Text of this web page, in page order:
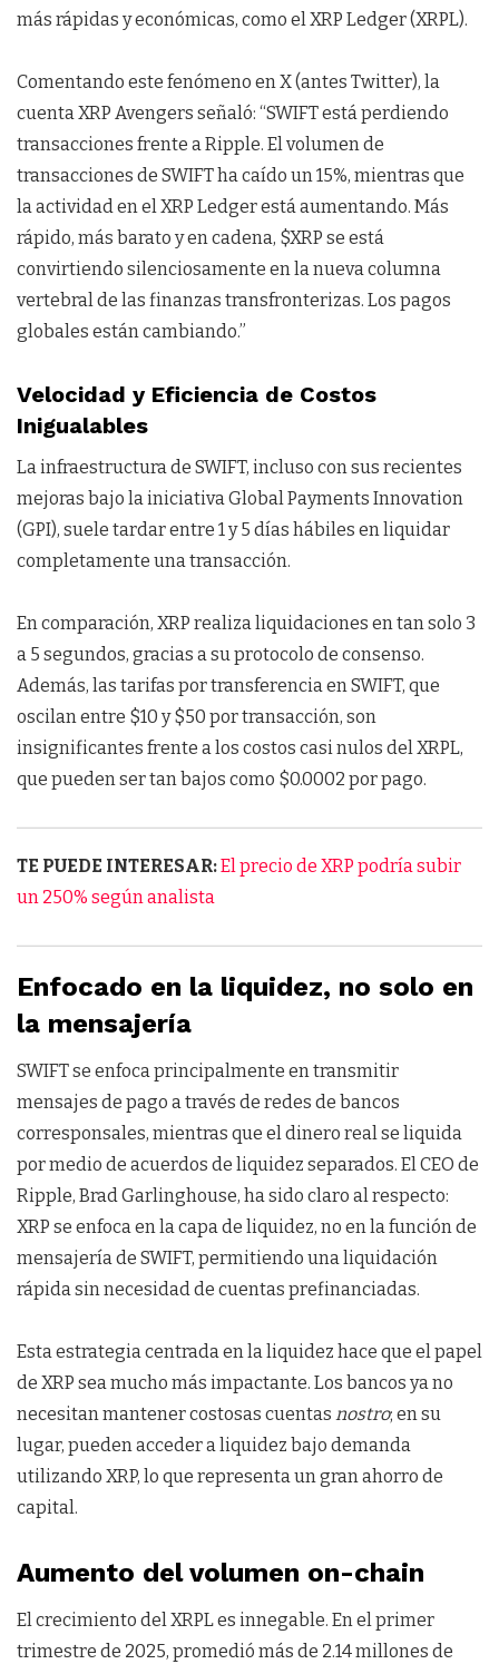
más rápidas y económicas, como el XRP Ledger (XRPL).
Comentando este fenómeno en X (antes Twitter), la
cuenta XRP Avengers señaló: “SWIFT está perdiendo
transacciones frente a Ripple. El volumen de
transacciones de SWIFT ha caído un 15%, mientras que
la actividad en el XRP Ledger está aumentando. Más
rápido, más barato y en cadena, $XRP se está
convirtiendo silenciosamente en la nueva columna
vertebral de las finanzas transfronterizas. Los pagos
globales están cambiando.”
Velocidad y Eficiencia de Costos
Inigualables
La infraestructura de SWIFT, incluso con sus recientes
mejoras bajo la iniciativa Global Payments Innovation
(GPI), suele tardar entre 1 y 5 días hábiles en liquidar
completamente una transacción.
En comparación, XRP realiza liquidaciones en tan solo 3
a 5 segundos, gracias a su protocolo de consenso.
Además, las tarifas por transferencia en SWIFT, que
oscilan entre $10 y $50 por transacción, son
insignificantes frente a los costos casi nulos del XRPL,
que pueden ser tan bajos como $0.0002 por pago.
TE PUEDE INTERESAR:El precio de XRP podría subir
un 250% según analista
Enfocado en la liquidez, no solo en
la mensajería
SWIFT se enfoca principalmente en transmitir
mensajes de pago a través de redes de bancos
corresponsales, mientras que el dinero real se liquida
por medio de acuerdos de liquidez separados. El CEO de
Ripple, Brad Garlinghouse, ha sido claro al respecto:
XRP se enfoca en la capa de liquidez, no en la función de
mensajería de SWIFT, permitiendo una liquidación
rápida sin necesidad de cuentas prefinanciadas.
Esta estrategia centrada en la liquidez hace que el papel
de XRP sea mucho más impactante. Los bancos ya no
necesitan mantener costosas cuentas nostro; en su
lugar, pueden acceder a liquidez bajo demanda
utilizando XRP, lo que representa un gran ahorro de
capital.
Aumento del volumen on-chain
El crecimiento del XRPL es innegable. En el primer
trimestre de 2025, promedió más de 2.14 millones de